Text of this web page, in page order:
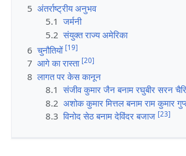
5 अंतर्राष्ट्रीय अनुभव
5.1 जर्मनी
5.2 संयुक्त राज्य अमेरिका
6 चुनौतियों [19]
7 आगे का रास्ता [20]
8 लागत पर केस कानून
8.1 संजीव कुमार जैन बनाम रघुबीर सरन
8.2 अशोक कुमार मित्तल बनाम राम कुमार
8.3 विनोद सेठ बनाम देविंदर बजाज [23]